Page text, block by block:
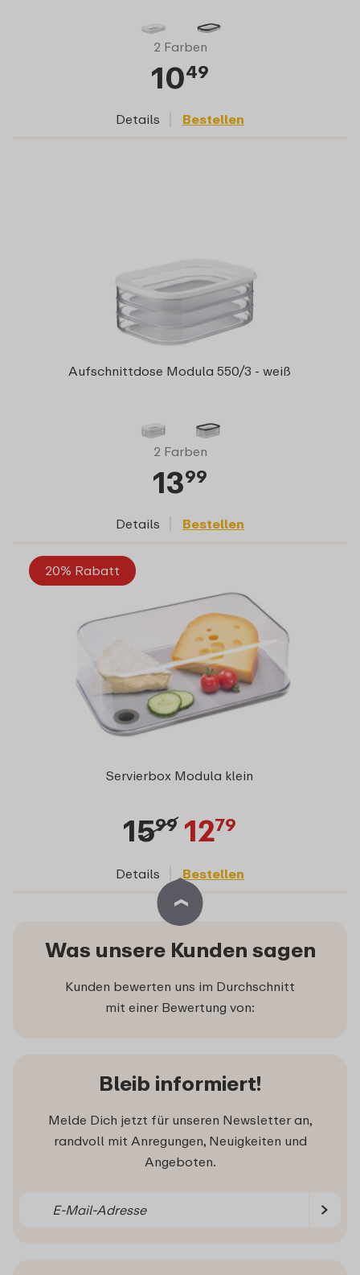
2 Farben
1049
Details Bestellen
Aufschnittdose Modula 550/3 - weiß
2 Farben
1399
Details Bestellen
20% Rabatt
Servierbox Modula klein
1599 1279
Details Bestellen
Was unsere Kunden sagen
Kunden bewerten uns im Durchschnitt
mit einer Bewertung von:
Bleib informiert!
Melde Dich jetzt für unseren Newsletter an,
randvoll mit Anregungen, Neuigkeiten und
Angeboten.